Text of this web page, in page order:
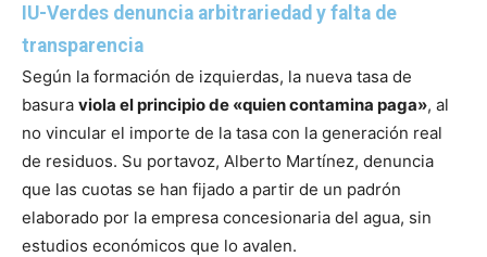
IU-Verdes denuncia arbitrariedad y falta de
transparencia
Según la formación de izquierdas, la nueva tasa de
basura viola el principio de «quien contamina paga», al
no vincular el importe de la tasa con la generación real
de residuos. Su portavoz, Alberto Martínez, denuncia
que las cuotas se han fijado a partir de un padrón
elaborado por la empresa concesionaria del agua, sin
estudios económicos que lo avalen.